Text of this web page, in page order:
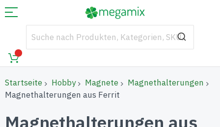
Startseite Hobby Magnete
Magnethalterungen
Magnethalterungen aus Ferrit
Magnethalterungen aus